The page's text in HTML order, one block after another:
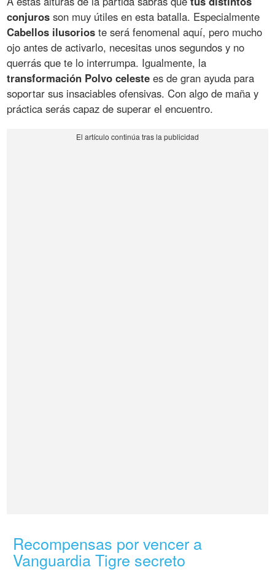
conjuros son muy útiles en esta batalla. Especialmente
Cabellos ilusorios te será fenomenal aquí, pero mucho
ojo antes de activarlo, necesitas unos segundos y no
querrás que te lo interrumpa. Igualmente, la
transformación Polvo celeste es de gran ayuda para
soportar sus insaciables ofensivas. Con algo de maña y
práctica serás capaz de superar el encuentro.
Recompensas por vencer a
Vanguardia Tigre secreto